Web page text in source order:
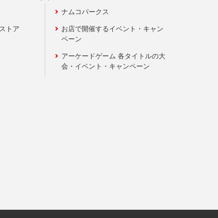
トア
ナムコパークス
お店で開催するイベント・キャン
ペーン
アーケードゲーム 各タイトルの大
会・イベント・キャンペーン